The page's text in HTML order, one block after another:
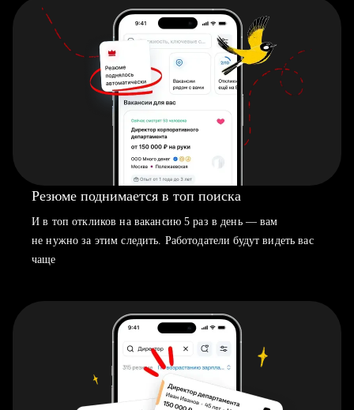
Резюме поднимается в топ поиска
И в топ откликов на вакансию 5 раз в день — вам
не нужно за этим следить. Работодатели будут видеть вас
чаще